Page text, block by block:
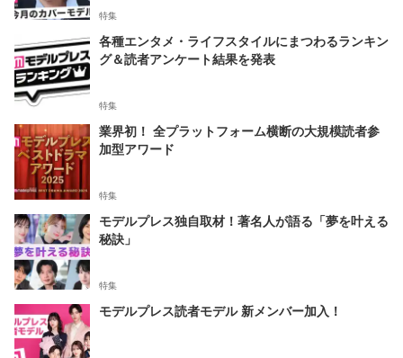
特集
各種エンタメ・ライフスタイルにまつわるランキン
グ＆読者アンケート結果を発表
特集
業界初！ 全プラットフォーム横断の大規模読者参
加型アワード
特集
モデルプレス独自取材！著名人が語る「夢を叶える
秘訣」
特集
モデルプレス読者モデル 新メンバー加入！